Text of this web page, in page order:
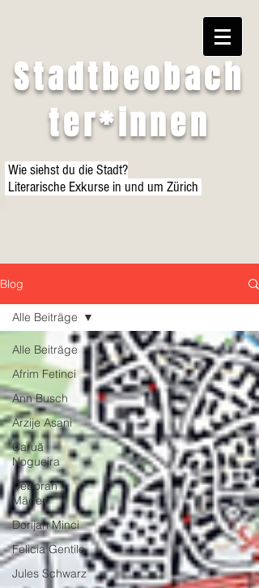
Stadtbeobach
ter*innen
Wie siehst du die Stadt?
Literarische Exkurse in und um Zürich
Blog
Alle Beiträge
Afrim Fetinci
Ann Busch
Arzije Asani
Caruã
Nogueira
Deborah
Mäder
Dorijan Minci
Felicia Gentile
Jules Schwarz
Alle Beiträge